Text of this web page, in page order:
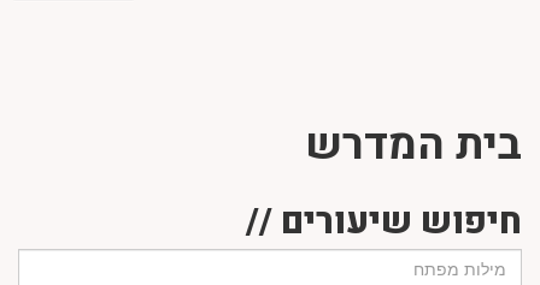
בית המדרש
חיפוש שיעורים //